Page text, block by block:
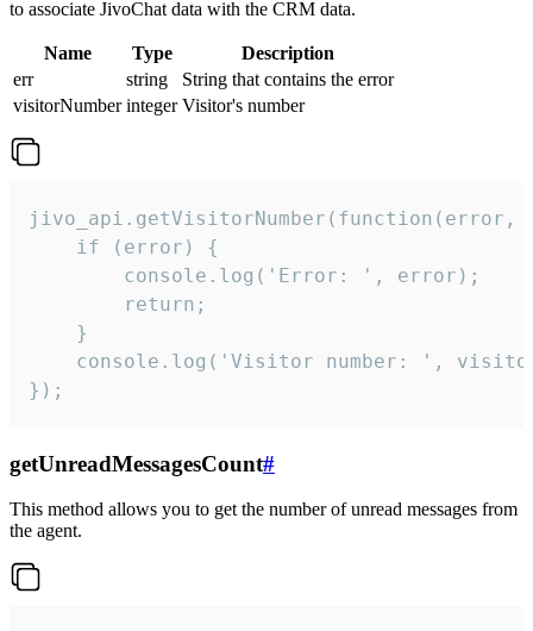
to associate JivoChat data with the CRM data.
Name Type
Description
err
string
String that contains the error
visitorNumber integer Visitor's number
jivo_api.getVisitorNumber(function(error,
    if (error) {
        console.log('Error: ', error);
        return;
    }
console.log('Visitor number: ',
});
getUnreadMessagesCount#
This method allows you to get the number of unread messages from
the agent.